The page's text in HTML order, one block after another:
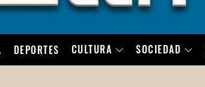
DEPORTES CULTURA SOCIEDAD